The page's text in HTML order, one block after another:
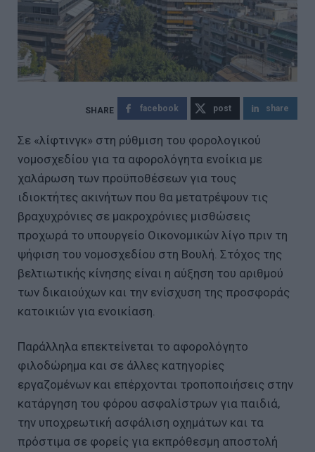
facebook post share
Σε «λίφτινγκ» στη ρύθμιση του φορολογικού
νομοσχεδίου για τα αφορολόγητα ενοίκια με
χαλάρωση των προϋποθέσεων για τους
ιδιοκτήτες ακινήτων που θα μετατρέψουν τις
βραχυχρόνιες σε μακροχρόνιες μισθώσεις
προχωρά το υπουργείο Οικονομικών λίγο πριν τη
ψήφιση του νομοσχεδίου στη Βουλή. Στόχος της
βελτιωτικής κίνησης είναι η αύξηση του αριθμού
των δικαιούχων και την ενίσχυση της προσφοράς
κατοικιών για ενοικίαση.
Παράλληλα επεκτείνεται το αφορολόγητο
φιλοδώρημα και σε άλλες κατηγορίες
εργαζομένων και επέρχονται τροποποιήσεις στην
κατάργηση του φόρου ασφαλίστρων για παιδιά,
την υποχρεωτική ασφάλιση οχημάτων και τα
πρόστιμα σε φορείς για εκπρόθεσμη αποστολή